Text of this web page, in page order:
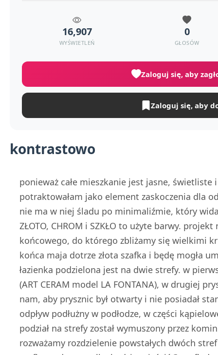
kontrastowo
ponieważ całe mieszkanie jest jasne, świetliste i
potraktowałam jako element zaskoczenia dla
nie ma w niej śladu po minimaliźmie, który
ZŁOTO, CHROM i SZKŁO to użyte barwy.
końcowego, do którego zbliżamy się wielkimi
końca maja dotrze złota szafka i będę mogła
łazienka podzielona jest na dwie strefy. w
(ART CERAM model LA FONTANA), w drugiej
nam, aby prysznic był otwarty i nie posiadał
odpływ podłużny w podłodze, w części
podział na strefy został wymuszony przez
rozważamy rozdzielenie powstałych dwóch
16,907
WYŚWIETLEŃ
0
GŁOSÓW
Zaloguj się, aby
Zaloguj się, aby